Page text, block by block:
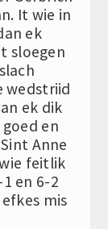
It wie in
ek
sloegen
wedstriid
ek dik
en
Anne
feitlik
en 6-2
mis